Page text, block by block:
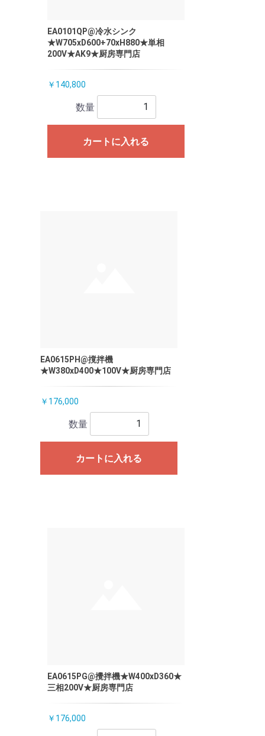
EA0101QP@冷水シンク
★W705xD600+70xH880★単相
200V★AK9★厨房専門店
￥140,800
数量
カートに入れる
EA0615PH@撹拌機
★W380xD400★100V★厨房専門店
￥176,000
数量
カートに入れる
EA0615PG@攪拌機★W400xD360★
三相200V★厨房専門店
￥176,000